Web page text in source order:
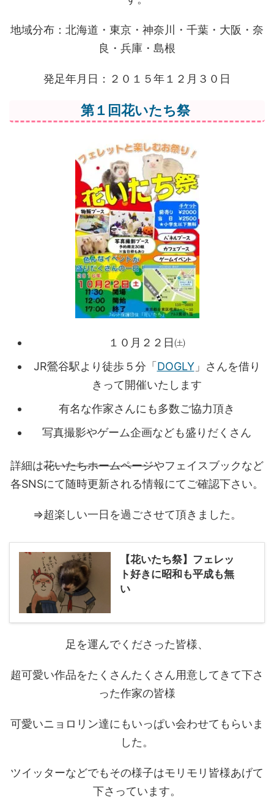
地域分布：北海道・東京・神奈川・千葉・大阪・奈
良・兵庫・島根
発足年月日：２０１５年１２月３０日
第１回花いたち祭
１０月２２日㈯
JR鶯谷駅より徒歩５分「DOGLY」さんを借り
きって開催いたします
有名な作家さんにも多数ご協力頂き
写真撮影やゲーム企画なども盛りだくさん
詳細は花いたちホームページやフェイスブックなど
各SNSにて随時更新される情報にてご確認下さい。
⇒超楽しい一日を過ごさせて頂きました。
【花いたち祭】フェレッ
ト好きに昭和も平成も無
い
足を運んでくださった皆様、
超可愛い作品をたくさんたくさん用意してきて下さ
った作家の皆様
可愛いニョロリン達にもいっぱい会わせてもらいま
した。
ツイッターなどでもその様子はモリモリ皆様あげて
下さっています。